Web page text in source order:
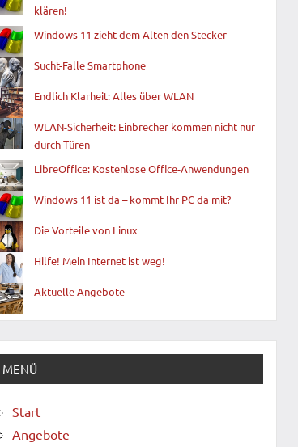
klären!
Windows 11 zieht dem Alten den Stecker
Sucht-Falle Smartphone
Endlich Klarheit: Alles über WLAN
WLAN-Sicherheit: Einbrecher kommen nicht nur
durch Türen
LibreOffice: Kostenlose Office-Anwendungen
Windows 11 ist da – kommt Ihr PC da mit?
Die Vorteile von Linux
Hilfe! Mein Internet ist weg!
Aktuelle Angebote
MENÜ
Start
Angebote